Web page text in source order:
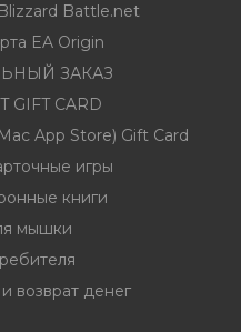
Battle.net
EA Origin
ЗАКАЗ
GIFT CARD
App Store) Gift Card
игры
книги
мышки
возврат денег